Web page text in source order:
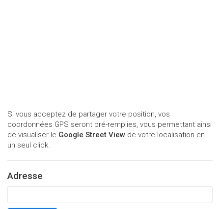
Si vous acceptez de partager votre position, vos
coordonnées GPS seront pré-remplies, vous permettant ainsi
de visualiser le Google Street View de votre localisation en
un seul click.
Adresse